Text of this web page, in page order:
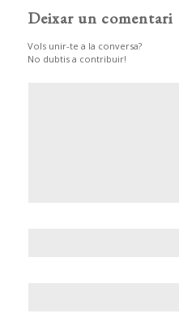
Deixar un comentari
Vols unir-te a la conversa?
No dubtis a contribuir!